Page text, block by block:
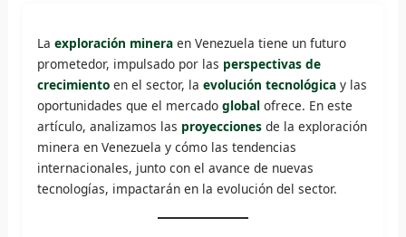
La exploración mineraen Venezuela tiene un futuro
prometedor, impulsado por las perspectivas de
crecimientoen el sector, la evolución tecnológicay las
oportunidades que el mercado globalofrece. En este
artículo, analizamos las proyeccionesde la exploración
minera en Venezuela y cómo las tendencias
internacionales, junto con el avance de nuevas
tecnologías, impactarán en la evolución del sector.